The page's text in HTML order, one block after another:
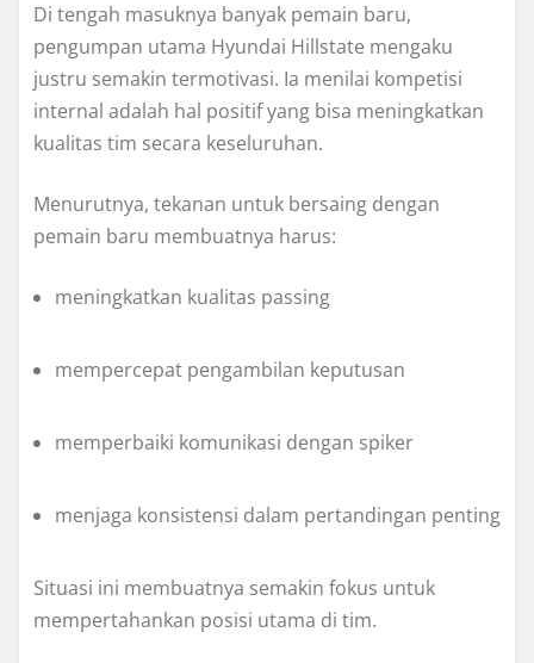
Di tengah masuknya banyak pemain baru,
pengumpan utama Hyundai Hillstate mengaku
justru semakin termotivasi. Ia menilai kompetisi
internal adalah hal positif yang bisa meningkatkan
kualitas tim secara keseluruhan.
Menurutnya, tekanan untuk bersaing dengan
pemain baru membuatnya harus:
meningkatkan kualitas passing
mempercepat pengambilan keputusan
memperbaiki komunikasi dengan spiker
menjaga konsistensi dalam pertandingan penting
Situasi ini membuatnya semakin fokus untuk
mempertahankan posisi utama di tim.